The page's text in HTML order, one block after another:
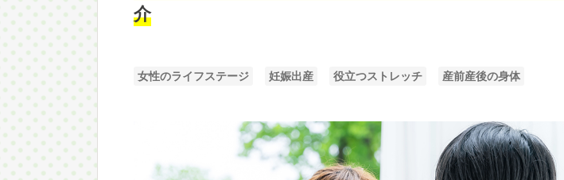
介
女性のライフステージ 妊娠出産 役立つストレッチ 産前産後の身体